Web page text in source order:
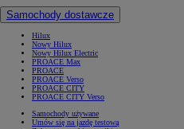
Samochody dostawcze
Hilux
Nowy Hilux
Nowy Hilux Electric
PROACE Max
PROACE
PROACE Verso
PROACE CITY
PROACE CITY Verso
Samochody używane
Umów się na jazdę testową